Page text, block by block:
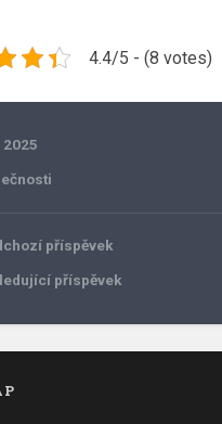
4.4/5 - (8 votes)
2025
příspěvek
příspěvek